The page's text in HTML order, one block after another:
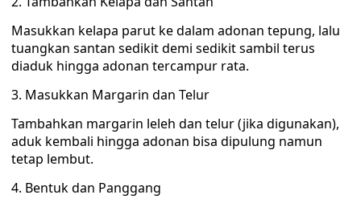
Masukkan kelapa parut ke dalam adonan tepung, lalu
tuangkan santan sedikit demi sedikit sambil terus
diaduk hingga adonan tercampur rata.
3. Masukkan Margarin dan Telur
Tambahkan margarin leleh dan telur (jika digunakan),
aduk kembali hingga adonan bisa dipulung namun
tetap lembut.
4. Bentuk dan Panggang